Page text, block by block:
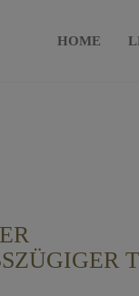
HOME